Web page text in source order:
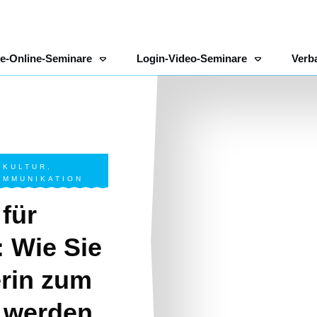
Online-Seminare Login-Video-Seminare
,
Wie Sie
zum